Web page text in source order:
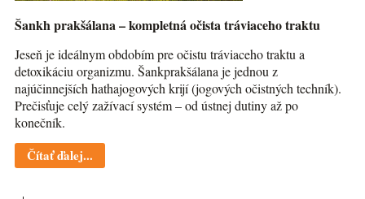
Šankh prakšálana – kompletná očista tráviaceho traktu
Jeseň je ideálnym obdobím pre očistu tráviaceho traktu a
detoxikáciu organizmu. Šankprakšálana je jednou z
najúčinnejších hathajogových krijí (jogových očistných techník).
Prečisťuje celý zažívací systém – od ústnej dutiny až po
konečník.
Čítať ďalej...